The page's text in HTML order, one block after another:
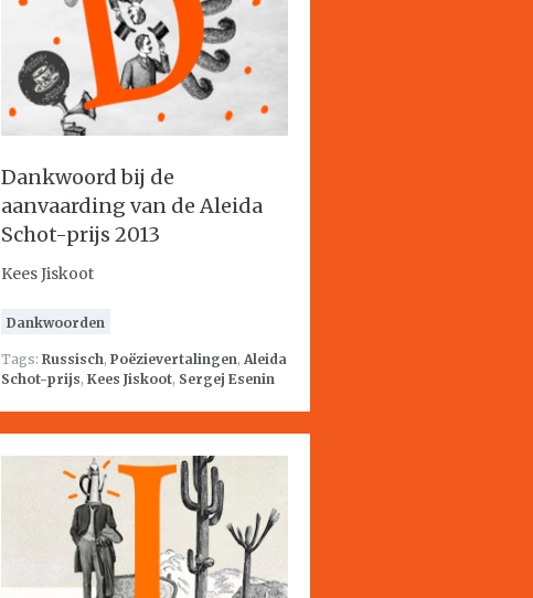
Dankwoord bij de
aanvaarding van de Aleida
Schot-prijs 2013
Kees Jiskoot
Dankwoorden
Tags: Russisch, Poëzievertalingen, Aleida
Schot-prijs, Kees Jiskoot, Sergej Esenin